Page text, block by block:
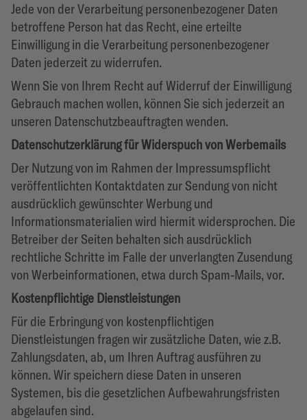
Jede von der Verarbeitung personenbezogener Daten
betroffene Person hat das Recht, eine erteilte
Einwilligung in die Verarbeitung personenbezogener
Daten jederzeit zu widerrufen.
Wenn Sie von Ihrem Recht auf Widerruf der Einwilligung
Gebrauch machen wollen, können Sie sich jederzeit an
unseren Datenschutzbeauftragten wenden.
Datenschutzerklärung für Widerspuch von Werbemails
Der Nutzung von im Rahmen der Impressumspflicht
veröffentlichten Kontaktdaten zur Sendung von nicht
ausdrücklich gewünschter Werbung und
Informationsmaterialien wird hiermit widersprochen. Die
Betreiber der Seiten behalten sich ausdrücklich
rechtliche Schritte im Falle der unverlangten Zusendung
von Werbeinformationen, etwa durch Spam-Mails, vor.
Kostenpflichtige Dienstleistungen
Für die Erbringung von kostenpflichtigen
Dienstleistungen fragen wir zusätzliche Daten, wie z.B.
Zahlungsdaten, ab, um Ihren Auftrag ausführen zu
können. Wir speichern diese Daten in unseren
Systemen, bis die gesetzlichen Aufbewahrungsfristen
abgelaufen sind.